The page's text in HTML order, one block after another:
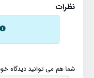
نظرات
شما هم می توانید دیدگاه